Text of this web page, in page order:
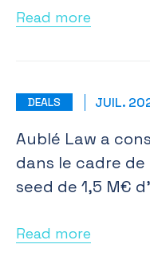
Read more
DEALS JUIL.
Aublé Law a
dans le cadre
seed de 1,5 M€
Read more